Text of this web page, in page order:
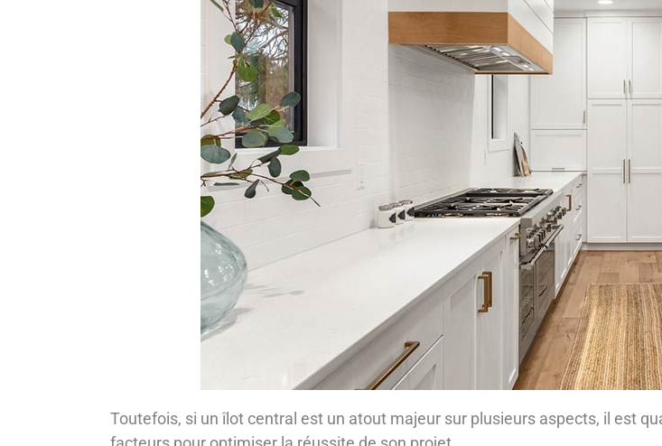
Toutefois, si un îlot central est un atout majeur sur plusieurs aspects, il est